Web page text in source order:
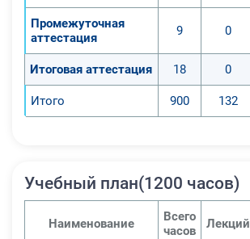
Промежуточная
аттестация
9 0
Итоговая аттестация 18 0
Итого 900 132
Учебный план(1200 часов)
Наименование
Всего
часов
Лекций